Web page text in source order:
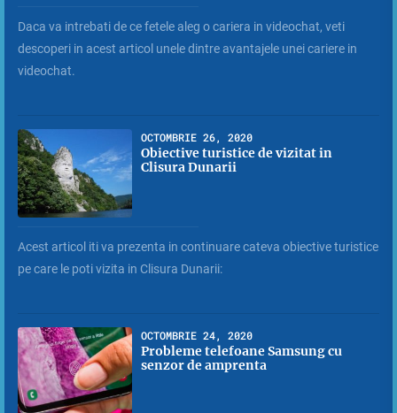
Daca va intrebati de ce fetele aleg o cariera in videochat, veti
descoperi in acest articol unele dintre avantajele unei cariere in
videochat.
OCTOMBRIE 26, 2020
Obiective turistice de vizitat in
Clisura Dunarii
Acest articol iti va prezenta in continuare cateva obiective turistice
pe care le poti vizita in Clisura Dunarii:
OCTOMBRIE 24, 2020
Probleme telefoane Samsung cu
senzor de amprenta